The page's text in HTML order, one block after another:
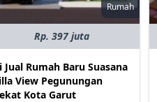
Rumah
Rp. 397 juta
Jual Rumah Baru Suasana
View Pegunungan
Kota Garut